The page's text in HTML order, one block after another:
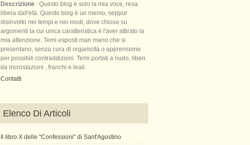
Descrizione : Questo blog è solo la mia voce, resa
libera dall'età. Questo blog è un memo, seppur
disinvolto nei tempi e nei modi, dove chioso su
argomenti la cui unica caratteristica è l'aver attirato la
mia attenzione. Temi esposti man mano che si
presentano, senza cura di organicità o apprensione
per possibili contraddizioni. Temi portati a nudo, liberi
da incrostazioni , franchi e leali.
Contatti
Elenco Di Articoli
Il libro X delle "Confessioni" di Sant'Agostino